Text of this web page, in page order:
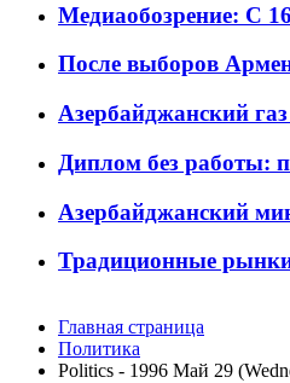
Медиаобозрение: С
После выборов
Азербайджанский
Диплом без работы:
Азербайджанский
Традиционные рынки
Главная страница
Политика
Politics - 1996 Май 29